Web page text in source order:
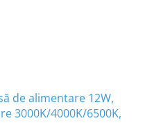
de alimentare 12W,
3000K/4000K/6500K,